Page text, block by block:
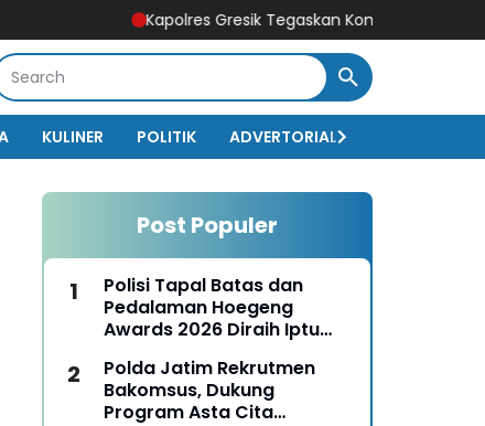
Kapolres Gresik Tegaskan Komitmen Polri Dukung
KULINER POLITIK ADVERTORIAL
Post Populer
Polisi Tapal Batas dan
Pedalaman Hoegeng
Awards 2026 Diraih Iptu
Pengabdian Humanis di
Nduga
Polda Jatim Rekrutmen
Bakomsus, Dukung
Program Asta Cita